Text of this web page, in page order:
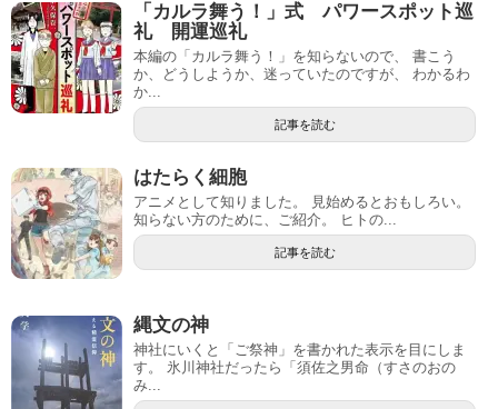
「カルラ舞う！」式 パワースポット巡
礼 開運巡礼
本編の「カルラ舞う！」を知らないので、 書こう
か、どうしようか、迷っていたのですが、 わかるわ
か...
記事を読む
はたらく細胞
アニメとして知りました。 見始めるとおもしろい。
知らない方のために、ご紹介。 ヒトの...
記事を読む
縄文の神
神社にいくと「ご祭神」を書かれた表示を目にしま
す。 氷川神社だったら「須佐之男命（すさのおの
み...